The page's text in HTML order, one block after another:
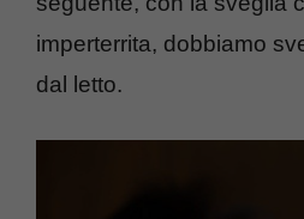
imperterrita, dobbiamo
dal letto.